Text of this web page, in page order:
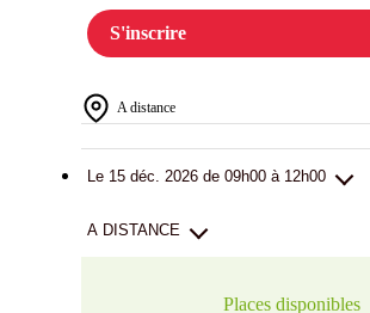
S'inscrire
A distance
Le 15 déc. 2026 de 09h00 à 12h00
A DISTANCE
Places disponibles